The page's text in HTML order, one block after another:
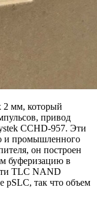
2 мм, который
привод
CCHD-957. Эти
и промышленного
он построен
буферизацию в
TLC NAND
pSLC, так что объем